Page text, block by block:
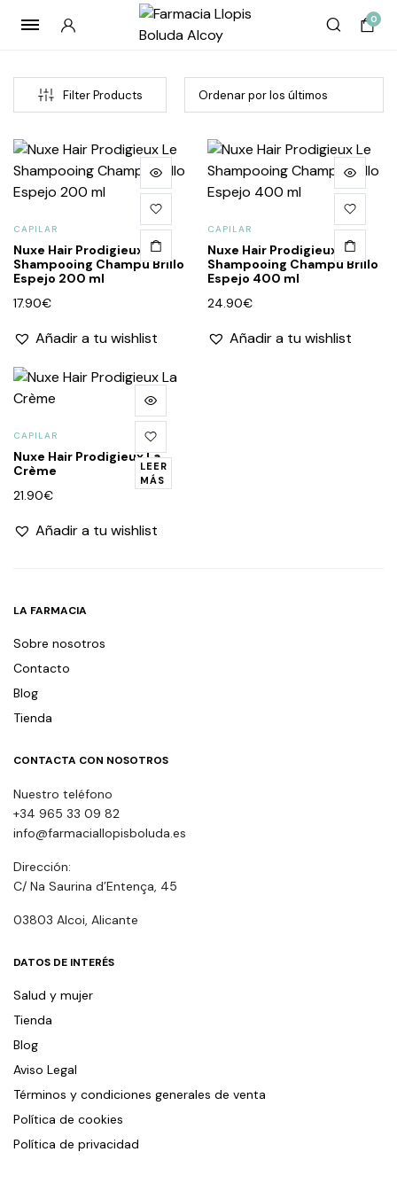
0
Filter Products
CAPILAR
Nuxe Hair Prodigieux Le
Shampooing Champú Brillo
Espejo 200 ml
17.90€
Añadir a tu wishlist
CAPILAR
Nuxe Hair Prodigieux Le
Shampooing Champú Brillo
Espejo 400 ml
24.90€
Añadir a tu wishlist
LEER
MÁS
CAPILAR
Nuxe Hair Prodigieux La
Crème
21.90€
Añadir a tu wishlist
LA FARMACIA
Sobre nosotros
Contacto
Blog
Tienda
CONTACTA CON NOSOTROS
Nuestro teléfono
+34 965 33 09 82
info@farmaciallopisboluda.es
Dirección:
C/ Na Saurina d’Entença, 45
03803 Alcoi, Alicante
DATOS DE INTERÉS
Salud y mujer
Tienda
Blog
Aviso Legal
Términos y condiciones generales de venta
Política de cookies
Política de privacidad